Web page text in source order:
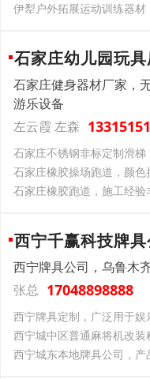
伊犁户外拓展运动训练器
石家庄幼儿园玩
石家庄健身器材厂家，
游乐设备
左云霞 左森
石家庄不锈钢非标定制滑
石家庄橡胶操场跑道，颜色
石家庄橡胶跑道，施工经验
西宁千赢科技牌具
西宁牌具公司，乌鲁木
张总 17048898888
西宁牌具定制，广泛用于娱
西宁城中区普通麻将机改
西宁城东本地牌具公司，产